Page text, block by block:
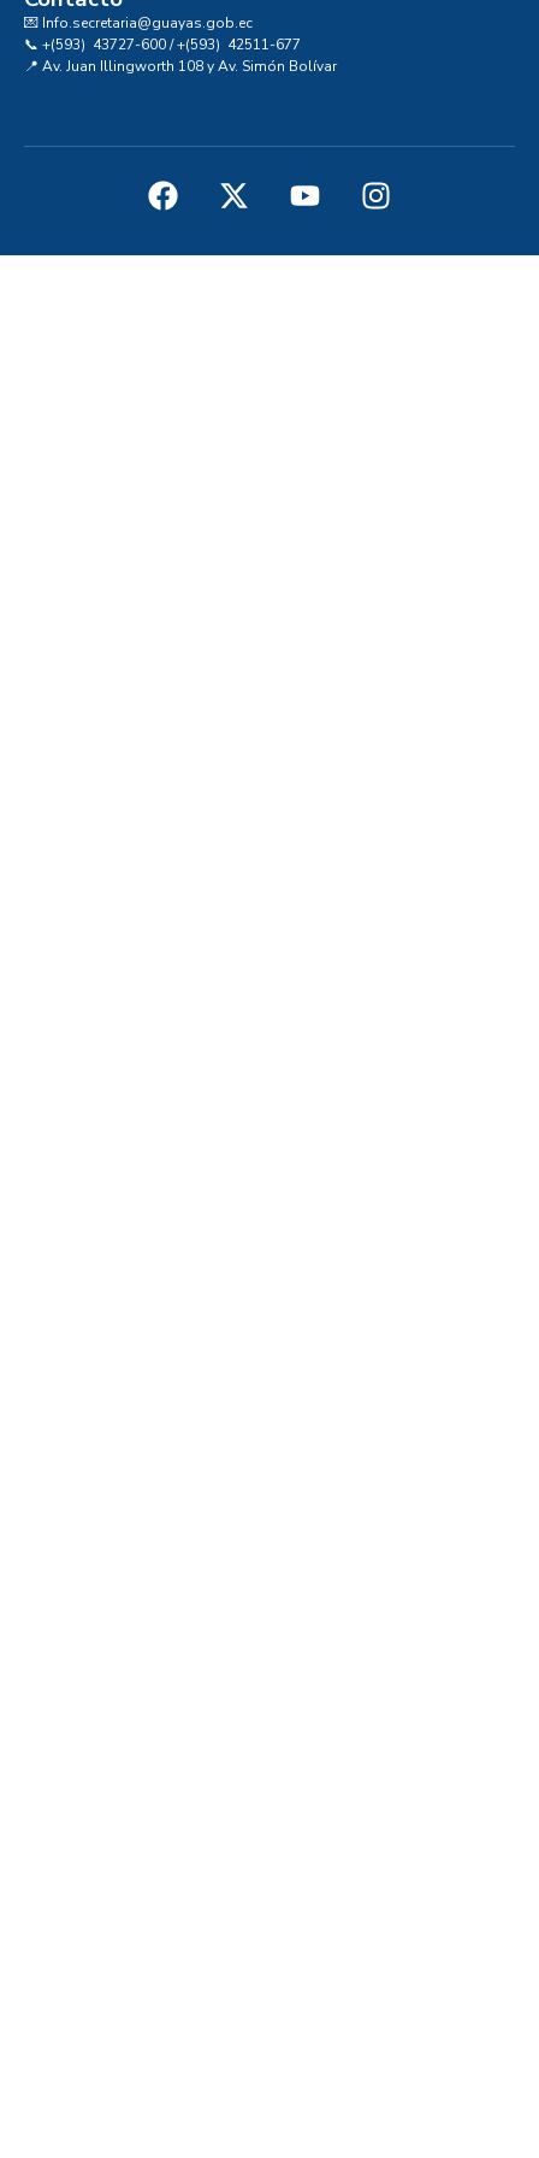
💌 Info.secretaria@guayas.gob.ec
📞 +(593) 43727-600 / +(593) 42511-677
📍 Av. Juan Illingworth 108 y Av. Simón Bolívar